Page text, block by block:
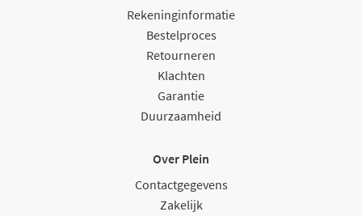
Rekeninginformatie
Bestelproces
Retourneren
Klachten
Garantie
Duurzaamheid
Over Plein
Contactgegevens
Zakelijk